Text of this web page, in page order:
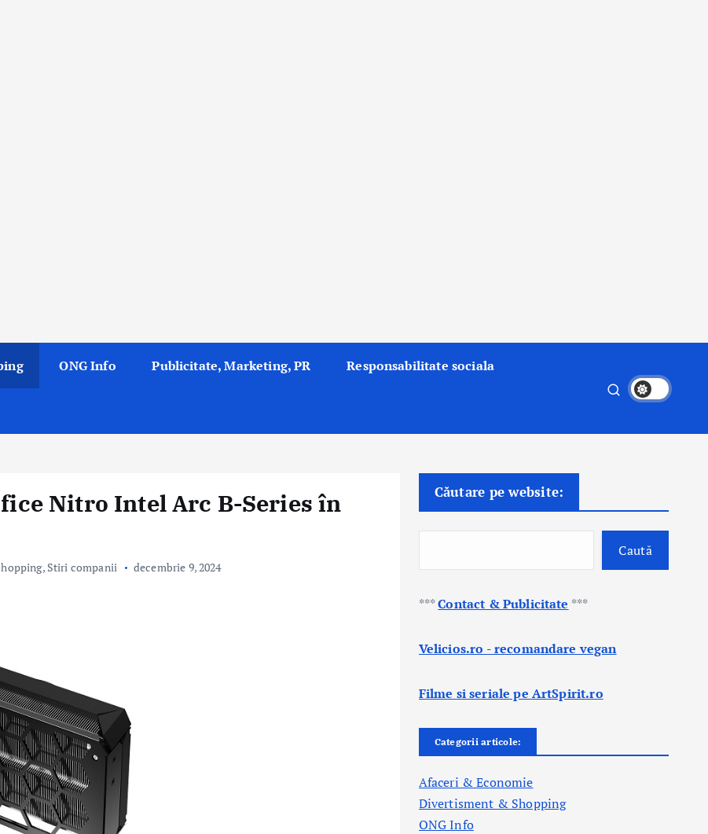
ONG Info Publicitate, Marketing, PR Responsabilitate sociala
Nitro Intel Arc B-Series în
, Stiri companii decembrie 9, 2024
Căutare pe website:
Caută
***Contact & Publicitate ***
Velicios.ro - recomandare vegan
Filme si seriale pe ArtSpirit.ro
Categorii articole:
Afaceri & Economie
Divertisment & Shopping
ONG Info